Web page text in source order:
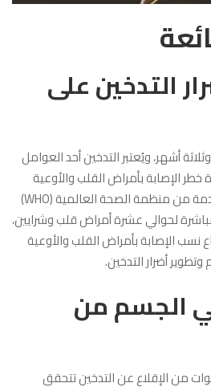
التدخين على
أشهر، ويُعتبر التدخين أحد العوامل
الإصابة بأمراض القلب والأوعية
الدموية؛ وفقًا للبيانات المقدمة من منظمة الصحة العالمية (WHO)
لحوالي عشرة أمراض قلب وشرايين،
نسب الإصابة بأمراض القلب والأوعية
أضرار التدخين.
الجسم من
تتراوح بين 5 و10 سنوات من الإقلاع عن التدخين تتحقق